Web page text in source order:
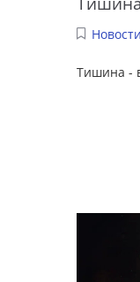
Новости
Тишина -